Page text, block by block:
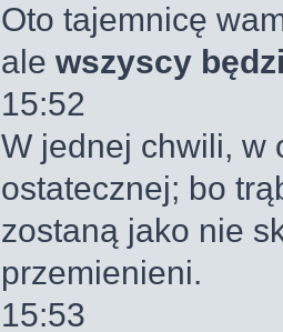
Oto tajemnicę
ale wszyscy
15:52
W jednej chwili, w
ostatecznej; bo
zostaną jako nie
przemienieni.
15:53